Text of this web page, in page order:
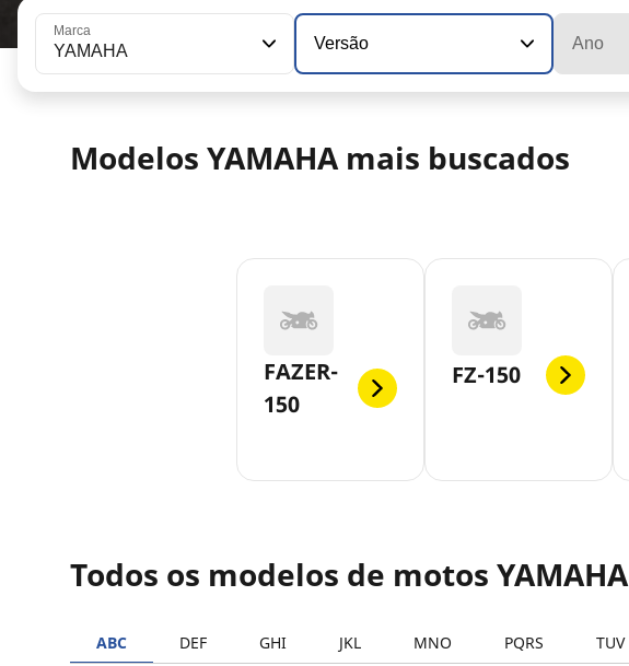
Marca
YAMAHA Versão Ano
Modelos YAMAHA mais buscados
FAZER-
150
FZ-150
Todos os modelos de motos YAMAHA
ABC DEF GHI JKL MNO PQRS TUV